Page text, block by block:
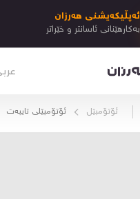
ئەپڵیكەیشنی هەرزان
بەكارهێنانی ئاسانتر و خێراتر
ئۆتۆمبێل ئۆتۆمبێلی تایبه‌ت